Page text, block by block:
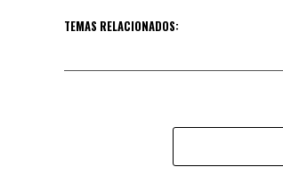
TEMAS RELACIONADOS: